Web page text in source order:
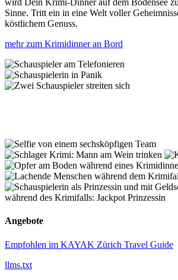
wird Dein Krimi-Dinner auf dem Bodensee
Sinne. Tritt ein in eine Welt voller
köstlichem Genuss.
mehr zum Krimidinner an Bord
Angebote
Empfohlen im KAYAK Zürich Travel Guide
llms.txt